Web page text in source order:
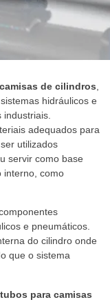
de cilindros
hidráulicos e
adequados para
utilizados
servir como base
interno, como
e pneumáticos.
do cilindro onde
que o sistema
para camisas